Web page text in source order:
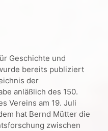
Geschichte und
bereits publiziert
der
anläßlich des 150.
Vereins am 19. Juli
hat Bernd Mütter die
zwischen